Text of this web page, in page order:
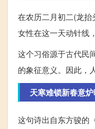
在农历二月初二(龙
女性在这一天动针线
这个习俗源于古代民
的象征意义。因此，
天寒难锁新春意
这句诗出自东方骏的